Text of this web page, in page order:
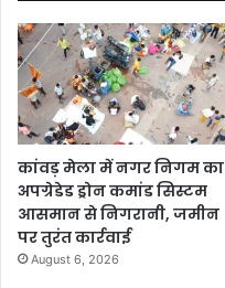
कांवड़ मेला में नगर निगम का
अपग्रेडेड ड्रोन कमांड सिस्टम
आसमान से निगरानी, जमीन
पर तुरंत कार्रवाई
August 6, 2026